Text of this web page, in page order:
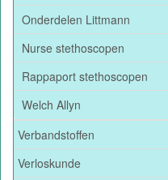
Onderdelen Littmann
Nurse stethoscopen
Rappaport stethoscopen
Welch Allyn
Verbandstoffen
Verloskunde